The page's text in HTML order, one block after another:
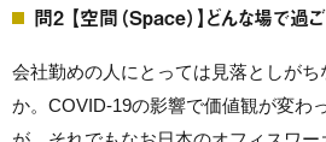
問2 【空間（Space）】どんな場で過
会社勤めの人にとっては見落としがち
か。COVID-19の影響で価値観が変わ